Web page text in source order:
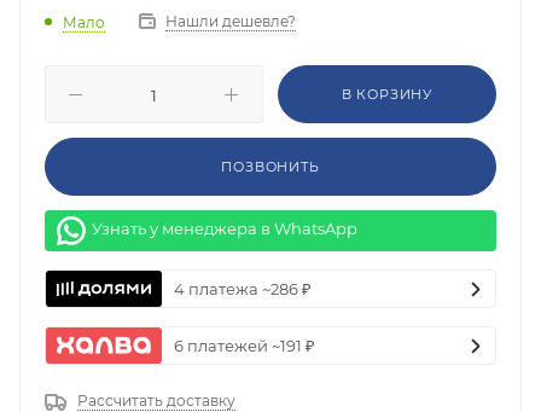
Мало Нашли дешевле?
В КОРЗИНУ
ПОЗВОНИТЬ
Узнать у менеджера в WhatsApp
4 платежа ~286 ₽
6 платежей ~191 ₽
Рассчитать доставку